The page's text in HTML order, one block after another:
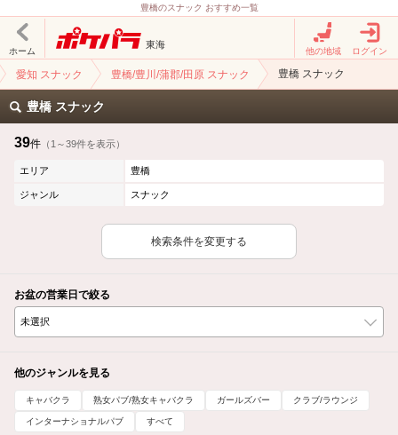
豊橋のスナック おすすめ一覧
ホーム
東海
他の地域 ログイン
愛知 スナック 豊橋/豊川/蒲郡/田原 スナック 豊橋 スナック
豊橋 スナック
39件 （1～39件を表示）
エリア 豊橋
ジャンル スナック
検索条件を変更する
お盆の営業日で絞る
他のジャンルを見る
キャバクラ 熟女パブ/熟女キャバクラ ガールズバー クラブ/ラウンジ
インターナショナルパブ すべて